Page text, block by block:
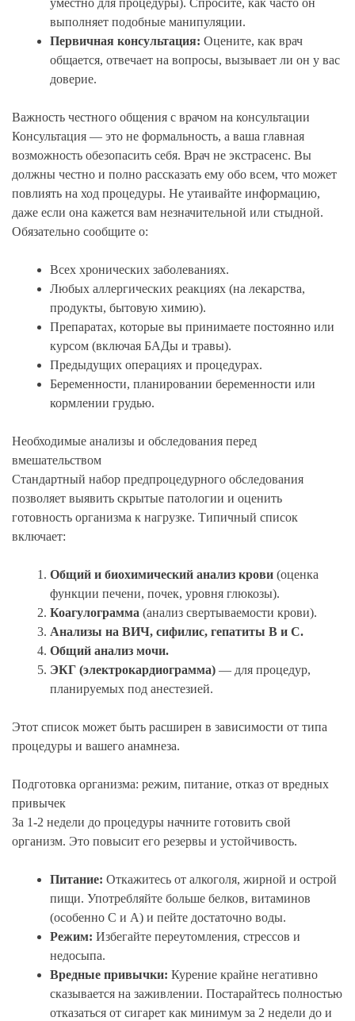
уместно для процедуры). Спросите, как часто он
выполняет подобные манипуляции.
Первичная консультация: Оцените, как врач
общается, отвечает на вопросы, вызывает ли он у вас
доверие.
Важность честного общения с врачом на консультации
Консультация — это не формальность, а ваша главная
возможность обезопасить себя. Врач не экстрасенс. Вы
должны честно и полно рассказать ему обо всем, что может
повлиять на ход процедуры. Не утаивайте информацию,
даже если она кажется вам незначительной или стыдной.
Обязательно сообщите о:
Всех хронических заболеваниях.
Любых аллергических реакциях (на лекарства,
продукты, бытовую химию).
Препаратах, которые вы принимаете постоянно или
курсом (включая БАДы и травы).
Предыдущих операциях и процедурах.
Беременности, планировании беременности или
кормлении грудью.
Необходимые анализы и обследования перед
вмешательством
Стандартный набор предпроцедурного обследования
позволяет выявить скрытые патологии и оценить
готовность организма к нагрузке. Типичный список
включает:
Общий и биохимический анализ крови (оценка
функции печени, почек, уровня глюкозы).
Коагулограмма (анализ свертываемости крови).
Анализы на ВИЧ, сифилис, гепатиты B и C.
Общий анализ мочи.
ЭКГ (электрокардиограмма) — для процедур,
планируемых под анестезией.
Этот список может быть расширен в зависимости от типа
процедуры и вашего анамнеза.
Подготовка организма: режим, питание, отказ от вредных
привычек
За 1-2 недели до процедуры начните готовить свой
организм. Это повысит его резервы и устойчивость.
Питание: Откажитесь от алкоголя, жирной и острой
пищи. Употребляйте больше белков, витаминов
(особенно С и А) и пейте достаточно воды.
Режим: Избегайте переутомления, стрессов и
недосыпа.
Вредные привычки: Курение крайне негативно
сказывается на заживлении. Постарайтесь полностью
отказаться от сигарет как минимум за 2 недели до и